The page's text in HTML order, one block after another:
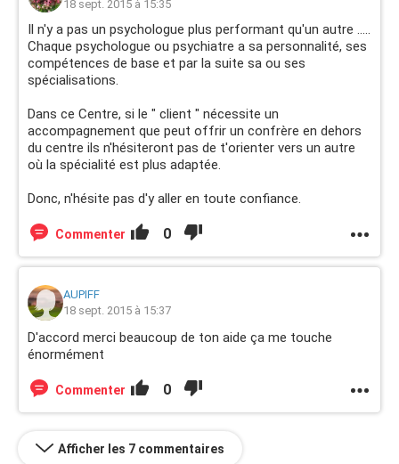
18 sept. 2015 à 15:35
Il n'y a pas un psychologue plus performant qu'un autre .....
Chaque psychologue ou psychiatre a sa personnalité, ses
compétences de base et par la suite sa ou ses
spécialisations.
Dans ce Centre, si le " client " nécessite un
accompagnement que peut offrir un confrère en dehors
du centre ils n'hésiteront pas de t'orienter vers un autre
où la spécialité est plus adaptée.
Donc, n'hésite pas d'y aller en toute confiance.
Commenter 0
AUPIFF
18 sept. 2015 à 15:37
D'accord merci beaucoup de ton aide ça me touche
énormément
Commenter 0
Afficher les 7 commentaires